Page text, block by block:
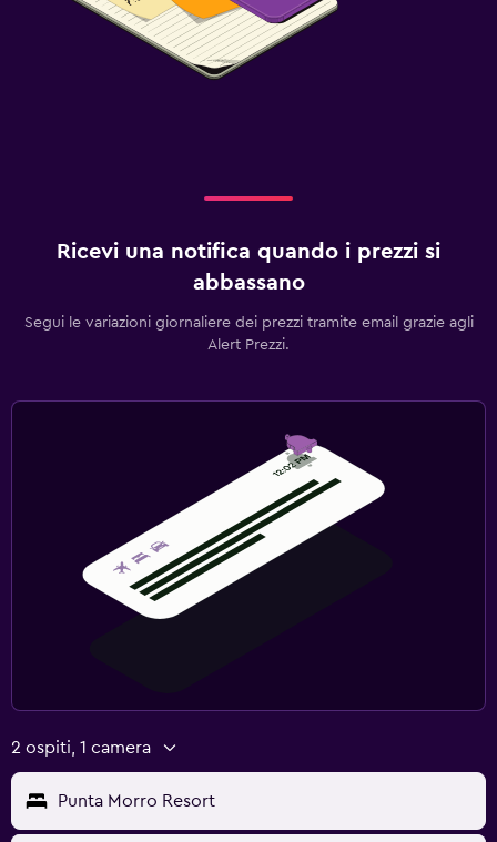
Ricevi una notifica quando i prezzi si
abbassano
Segui le variazioni giornaliere dei prezzi tramite email grazie agli
Alert Prezzi.
2 ospiti, 1 camera
Punta Morro Resort